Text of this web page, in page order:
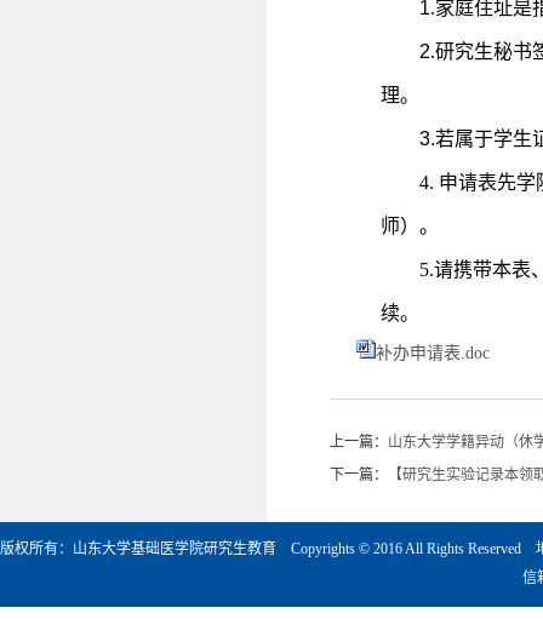
1.家庭住址是
2.研究生秘书
理。
3.若属于学生
4. 申请表先
师）。
5.请携带本表
续。
补办申请表.doc
上一篇： 山东大学学籍异动（休
下一篇：
【研究生实验记录本
版权所有：山东大学基础医学院研究生教育 Copyrights © 2016 All Rights
信